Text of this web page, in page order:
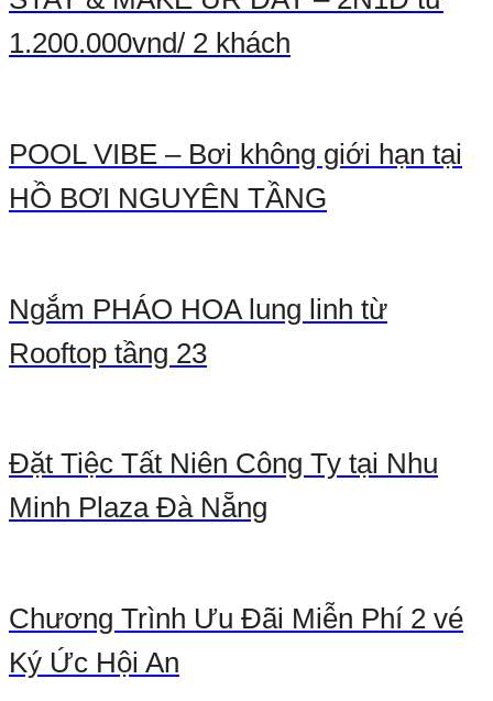
1.200.000vnd/ 2 khách
POOL VIBE – Bơi không giới hạn tại
HỒ BƠI NGUYÊN TẦNG
Ngắm PHÁO HOA lung linh từ
Rooftop tầng 23
Đặt Tiệc Tất Niên Công Ty tại Nhu
Minh Plaza Đà Nẵng
Chương Trình Ưu Đãi Miễn Phí 2 vé
Ký Ức Hội An